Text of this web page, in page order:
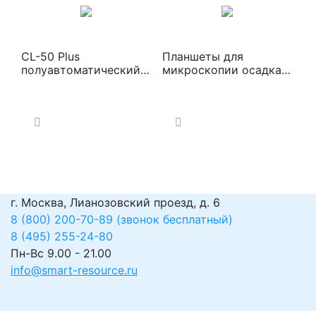
CL-50 Plus
полуавтоматический
Планшеты для
микроскопии осадка
г. Москва, Лианозовский проезд, д. 6
8 (800) 200-70-89 (звонок бесплатный)
8 (495) 255-24-80
Пн-Вс 9.00 - 21.00
info@smart-resource.ru